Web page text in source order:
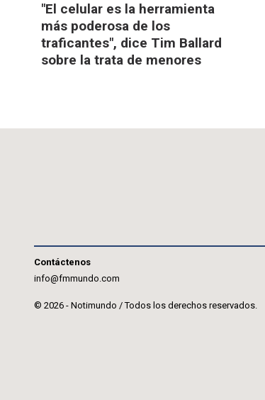
"El celular es la herramienta
más poderosa de los
traficantes", dice Tim Ballard
sobre la trata de menores
Contáctenos
info@fmmundo.com
© 2026 - Notimundo / Todos los derechos reservados.